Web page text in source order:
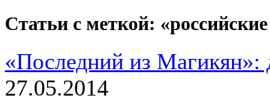
Статьи с меткой:
«Последний из Магикян»:
27.05.2014